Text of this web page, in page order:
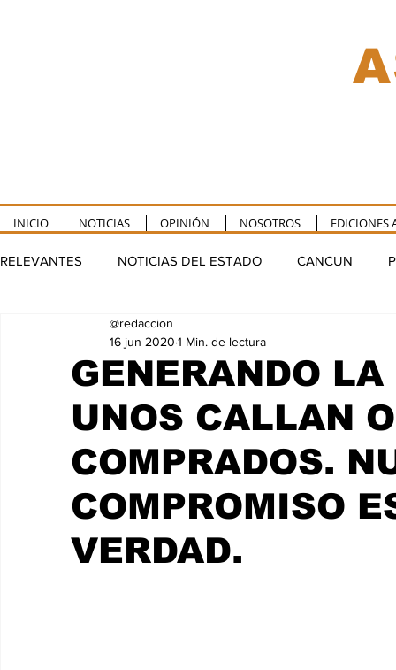
INICIO NOTICIAS OPINIÓN NOSOTROS EDICIONES
RELEVANTES NOTICIAS DEL ESTADO CANCUN
PUERTO MORELOS
CHETUMAL
GENERANDO
UNOS CALLAN
COMPRADOS.
COMPROMISO
VERDAD.
@redaccion
16 jun 2020 1 Min. de lectura